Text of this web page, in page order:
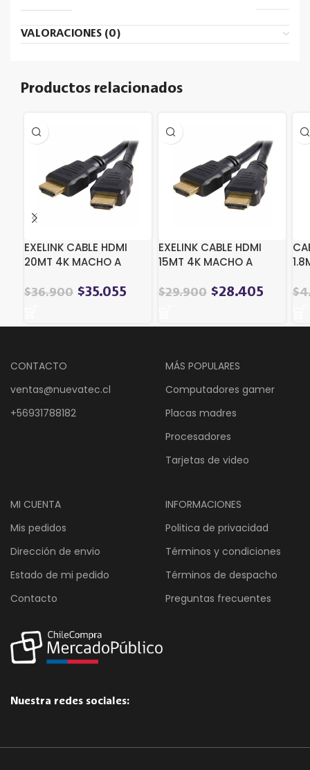
VALORACIONES (0)
Productos relacionados
EXELINK CABLE HDMI
20MT 4K MACHO A
$36.900 $35.055
EXELINK CABLE HDMI
15MT 4K MACHO A
$29.900 $28.405 $
CONTACTO
ventas@nuevatec.cl
+56931788182
MÁS POPULARES
Computadores gamer
Placas madres
Procesadores
Tarjetas de video
MI CUENTA
Mis pedidos
Dirección de envio
Estado de mi pedido
Contacto
INFORMACIONES
Politica de privacidad
Términos y condiciones
Términos de despacho
Preguntas frecuentes
Nuestra redes sociales: